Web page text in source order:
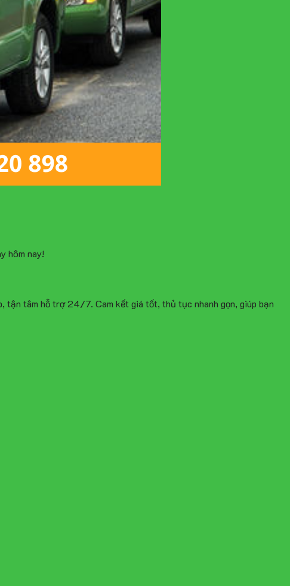
hôm nay!
tận tâm hỗ trợ 24/7. Cam kết giá tốt, thủ tục nhanh gọn, giúp bạn